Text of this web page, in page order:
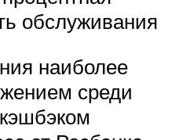
обслуживания
наиболее
среди